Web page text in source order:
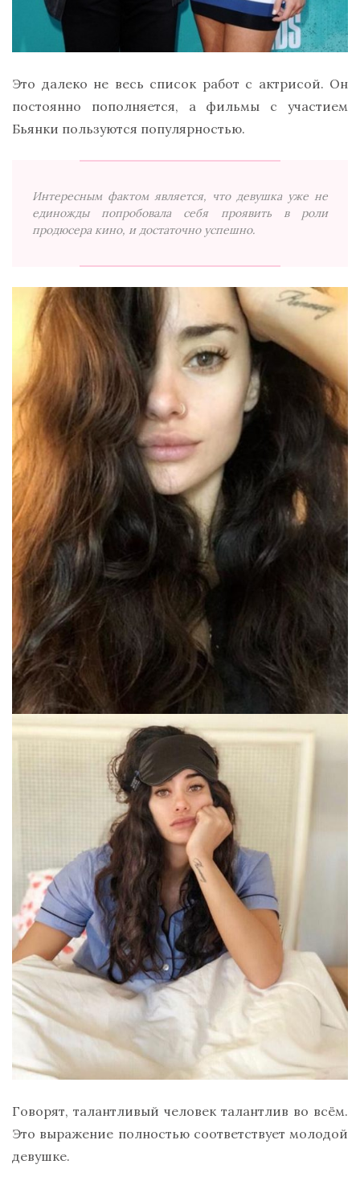
Это далеко не весь список работ с актрисой. Он
постоянно пополняется, а фильмы с участием
Бьянки пользуются популярностью.
Интересным фактом является, что девушка уже не
единожды попробовала себя проявить в роли
продюсера кино, и достаточно успешно.
Говорят, талантливый человек талантлив во всём.
Это выражение полностью соответствует молодой
девушке.